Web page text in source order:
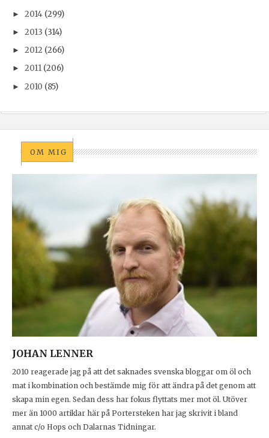
► 2014 (299)
► 2013 (314)
► 2012 (266)
► 2011 (206)
► 2010 (85)
OM MIG
JOHAN LENNER
2010 reagerade jag på att det saknades svenska bloggar om öl och
mat i kombination och bestämde mig för att ändra på det genom att
skapa min egen. Sedan dess har fokus flyttats mer mot öl. Utöver
mer än 1000 artiklar här på Portersteken har jag skrivit i bland
annat c/o Hops och Dalarnas Tidningar.